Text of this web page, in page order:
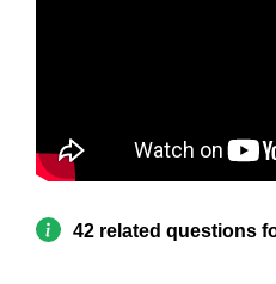
42 related questions